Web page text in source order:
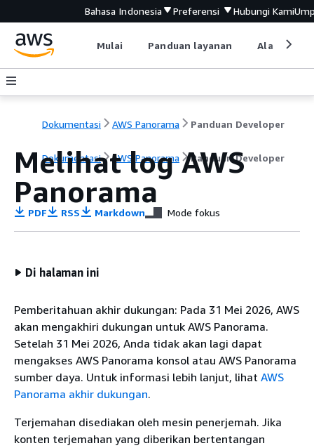
Bahasa Indonesia Preferensi Hubungi Kami
Mulai Panduan layanan Alat
Dokumentasi AWS Panorama Panduan Developer
Dokumentasi AWS Panorama Panduan Developer
Melihat log AWS
Panorama
PDF RSS Markdown Mode fokus
Di halaman ini
Pemberitahuan akhir dukungan: Pada 31 Mei 2026, AWS
akan mengakhiri dukungan untuk AWS Panorama.
Setelah 31 Mei 2026, Anda tidak akan lagi dapat
mengakses AWS Panorama konsol atau AWS Panorama
sumber daya. Untuk informasi lebih lanjut, lihat AWS
Panorama akhir dukungan.
Terjemahan disediakan oleh mesin penerjemah. Jika
konten terjemahan yang diberikan bertentangan